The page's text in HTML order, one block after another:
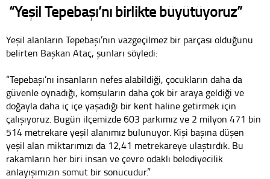
“Yeşil Tepebaşı’nı birlikte büyütüyoruz”
Yeşil alanların Tepebaşı’nın vazgeçilmez bir parçası olduğunu
belirten Başkan Ataç, şunları söyledi:
“Tepebaşı’nı insanların nefes alabildiği, çocukların daha da
güvenle oynadığı, komşuların daha çok bir araya geldiği ve
doğayla daha iç içe yaşadığı bir kent haline getirmek için
çalışıyoruz. Bugün ilçemizde 603 parkımız ve 2 milyon 471 bin
514 metrekare yeşil alanımız bulunuyor. Kişi başına düşen
yeşil alan miktarımızı da 12,41 metrekareye ulaştırdık. Bu
rakamların her biri insan ve çevre odaklı belediyecilik
anlayışımızın somut bir sonucudur.”